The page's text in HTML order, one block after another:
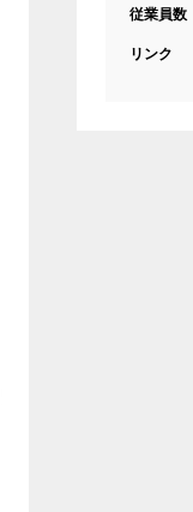
従業員数
リンク